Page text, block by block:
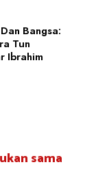
Bangsa:
Tun
Ibrahim
sama